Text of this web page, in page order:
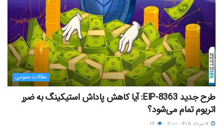
مقالات عمومی
طرح جدید EIP-8363: آیا کاهش پاداش استیکینگ به ضرر
اتریوم تمام می‌شود؟